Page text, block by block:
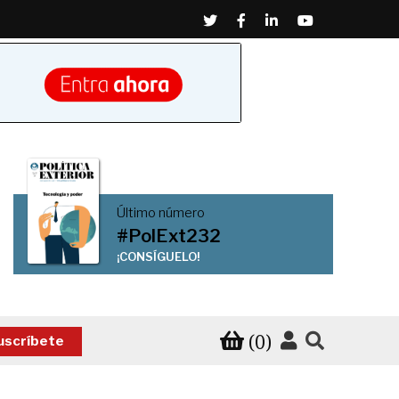
TwitterFacebook
LinkedinYoutube
Último número
#PolExt232
¡CONSÍGUELO!
(0)